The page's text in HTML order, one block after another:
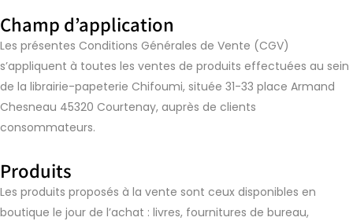
Champ d’application
Les présentes Conditions Générales de Vente (CGV)
s’appliquent à toutes les ventes de produits effectuées au sein
de la librairie-papeterie Chifoumi, située 31-33 place Armand
Chesneau 45320 Courtenay, auprès de clients
consommateurs.
Produits
Les produits proposés à la vente sont ceux disponibles en
boutique le jour de l’achat : livres, fournitures de bureau,